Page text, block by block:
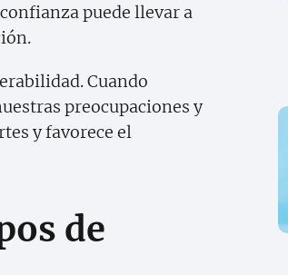
puede llevar a
Cuando
preocupaciones y
y favorece el
de